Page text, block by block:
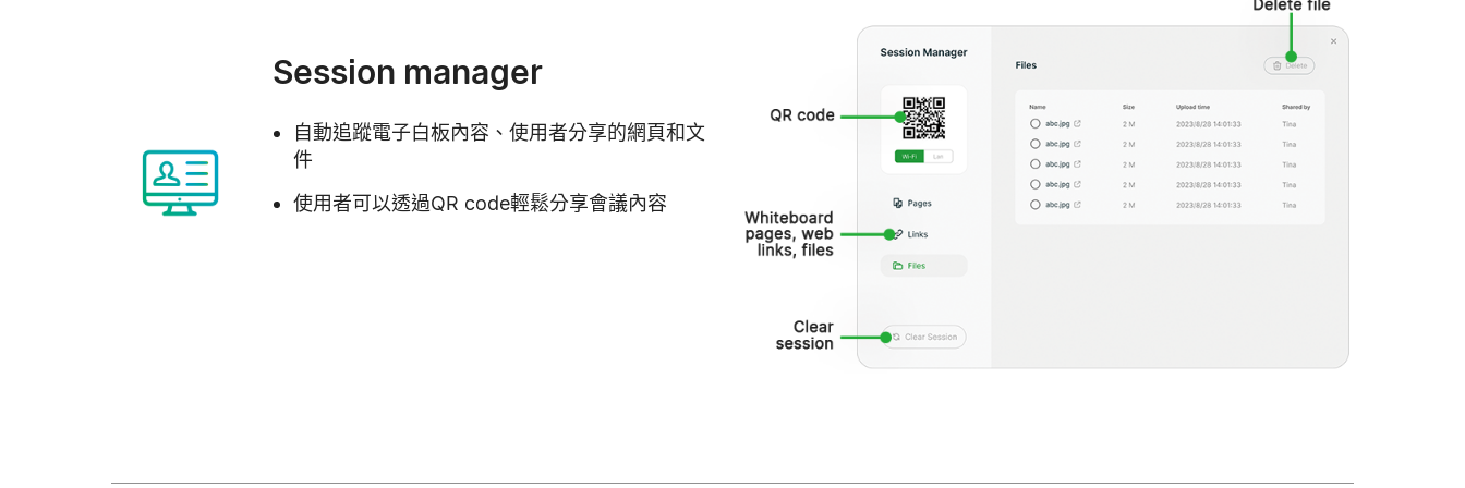
Session manager
自動追蹤電子白板內容、使用者分享的網頁和文
件
使用者可以透過QR code輕鬆分享會議內容